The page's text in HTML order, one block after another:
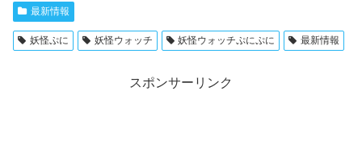
最新情報
妖怪ぷに 妖怪ウォッチ 妖怪ウォッチぷにぷに 最新情報
スポンサーリンク